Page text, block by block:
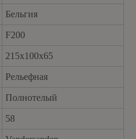
Бельгия
F200
215x100x65
Рельефная
Полнотелый
58